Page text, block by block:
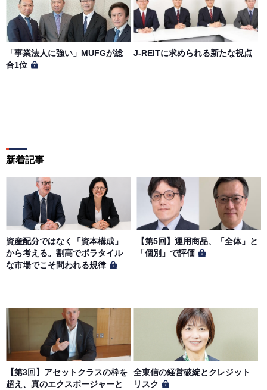
「事業法人に強い」MUFGが総
合1位
J-REITに求められる新たな視点
新着記事
資産配分ではなく「資本構成」
から考える。割高でボラタイル
な市場でこそ問われる規律
【第5回】運用商品、「全体」と
「個別」で評価
【第3回】アセットクラスの枠を
超え、真のエクスポージャーと
全東信の経営破綻とクレジット
リスク